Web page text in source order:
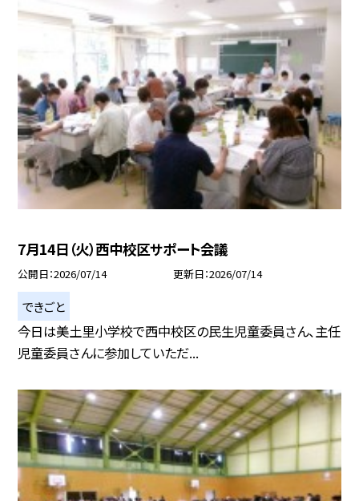
7月14日（火）西中校区サポート会議
公開日 2026/07/14 更新日 2026/07/14
できごと
今日は美土里小学校で西中校区の民生児童委員さん、主任
児童委員さんに参加していただ...